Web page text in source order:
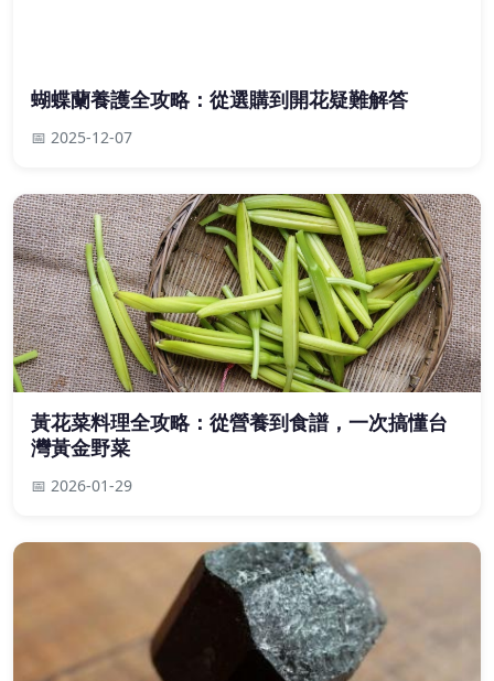
蝴蝶蘭養護全攻略：從選購到開花疑難解答
📅 2025-12-07
黃花菜料理全攻略：從營養到食譜，一次搞懂台
灣黃金野菜
📅 2026-01-29